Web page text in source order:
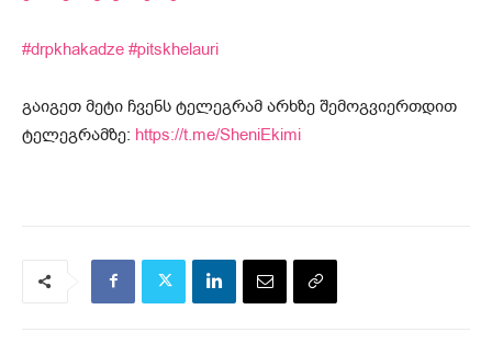
#drpkhakadze #pitskhelauri
გაიგეთ მეტი ჩვენს ტელეგრამ არხზე შემოგვიერთდით
ტელეგრამზე: https://t.me/SheniEkimi